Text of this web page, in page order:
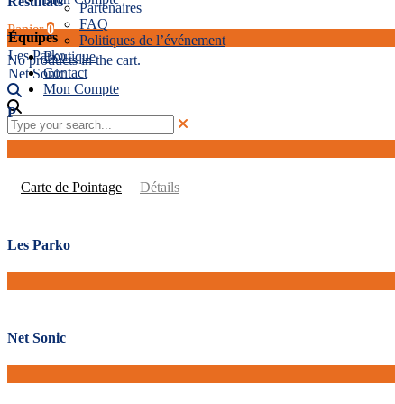
Panier 0
No products in the cart.
Partenaires
FAQ
Politiques de l’événement
Boutique
Contact
Mon Compte
Équipes
Les Parko
Net Sonic
P
Carte de Pointage Détails
Les Parko
Net Sonic